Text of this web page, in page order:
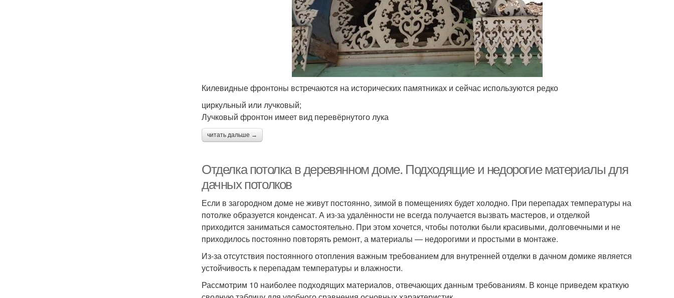
Килевидные фронтоны встречаются на исторических памятниках и сейчас используются редко
циркульный или лучковый;
Лучковый фронтон имеет вид перевёрнутого лука
читать дальше →
Отделка потолка в деревянном доме. Подходящие и недорогие материалы для
дачных потолков
Если в загородном доме не живут постоянно, зимой в помещениях будет холодно. При перепадах температуры на
потолке образуется конденсат. А из-за удалённости не всегда получается вызвать мастеров, и отделкой
приходится заниматься самостоятельно. При этом хочется, чтобы потолки были красивыми, долговечными и не
приходилось постоянно повторять ремонт, а материалы — недорогими и простыми в монтаже.
Из-за отсутствия постоянного отопления важным требованием для внутренней отделки в дачном домике является
устойчивость к перепадам температуры и влажности.
Рассмотрим 10 наиболее подходящих материалов, отвечающих данным требованиям. В конце приведем краткую